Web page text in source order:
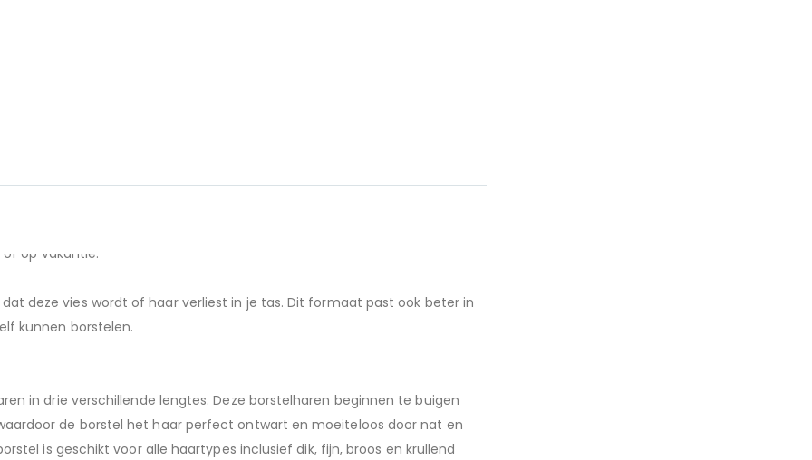
borstel heeft het perfecte formaat om overal mee naar toe te nemen:
op vakantie.
deze vies wordt of haar verliest in je tas. Dit formaat past ook beter in
kunnen borstelen.
in drie verschillende lengtes. Deze borstelharen beginnen te buigen
de borstel het haar perfect ontwart en moeiteloos door nat en
is geschikt voor alle haartypes inclusief dik, fijn, broos en krullend